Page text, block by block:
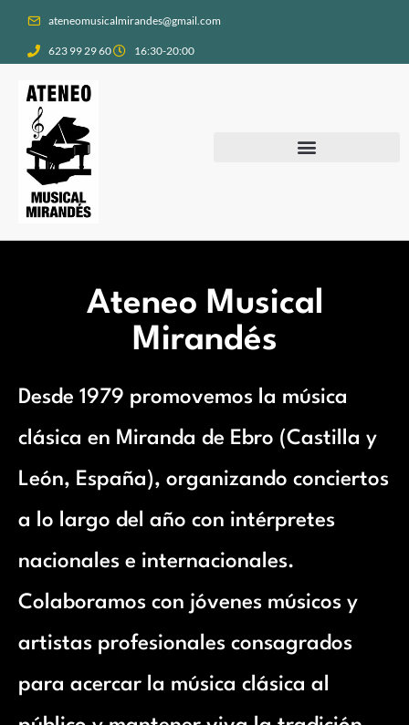
623 99 29 60 16:30-20:00
ateneomusicalmirandes@gmail.com
Ateneo Musical
Mirandés
Desde 1979 promovemos la música
clásica en Miranda de Ebro (Castilla y
León, España), organizando conciertos
a lo largo del año con intérpretes
nacionales e internacionales.
Colaboramos con jóvenes músicos y
artistas profesionales consagrados
para acercar la música clásica al